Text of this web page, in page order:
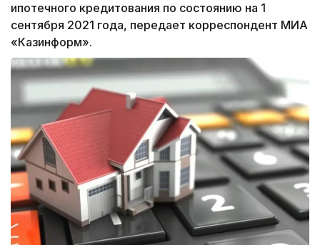
ипотечного кредитования по состоянию на 1
сентября 2021 года, передает корреспондент МИА
«Казинформ».